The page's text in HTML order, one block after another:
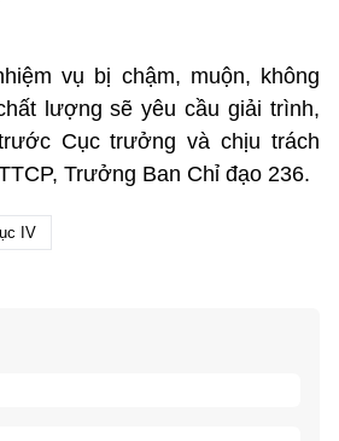
vụ bị chậm, muộn, không
lượng sẽ yêu cầu giải trình,
Cục trưởng và chịu trách
Trưởng Ban Chỉ đạo 236.
IV